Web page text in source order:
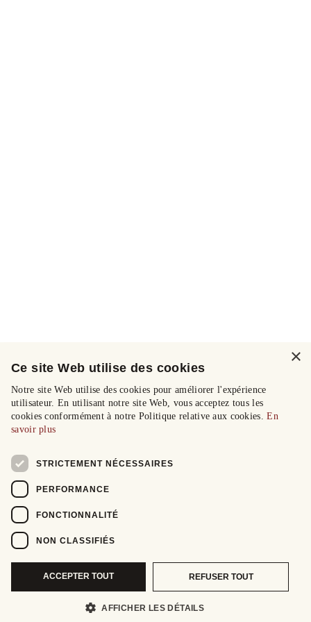
×
Ce site Web utilise des cookies
Notre site Web utilise des cookies pour améliorer l'expérience
utilisateur. En utilisant notre site Web, vous acceptez tous les
cookies conformément à notre Politique relative aux cookies.En
savoir plus
STRICTEMENT NÉCESSAIRES
PERFORMANCE
FONCTIONNALITÉ
NON CLASSIFIÉS
ACCEPTER TOUT REFUSER TOUT
AFFICHER LES DÉTAILS